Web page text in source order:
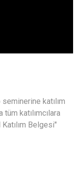
katılım
katılımcılara
Belgesi"